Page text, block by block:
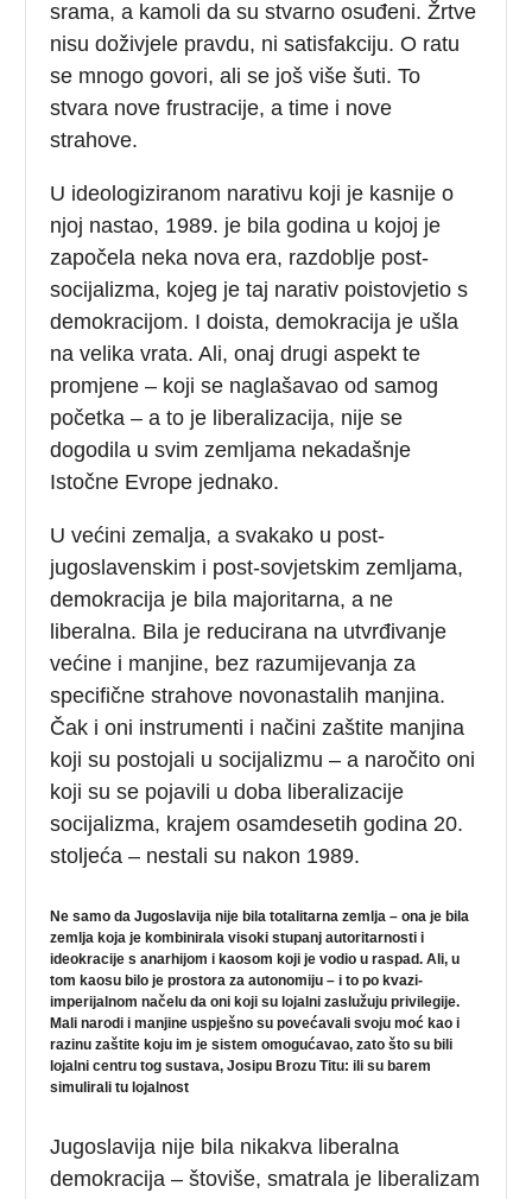
srama, a kamoli da su stvarno osuđeni. Žrtve
nisu doživjele pravdu, ni satisfakciju. O ratu
se mnogo govori, ali se još više šuti. To
stvara nove frustracije, a time i nove
strahove.
U ideologiziranom narativu koji je kasnije o
njoj nastao, 1989. je bila godina u kojoj je
započela neka nova era, razdoblje post-
socijalizma, kojeg je taj narativ poistovjetio s
demokracijom. I doista, demokracija je ušla
na velika vrata. Ali, onaj drugi aspekt te
promjene – koji se naglašavao od samog
početka – a to je liberalizacija, nije se
dogodila u svim zemljama nekadašnje
Istočne Evrope jednako.
U većini zemalja, a svakako u post-
jugoslavenskim i post-sovjetskim zemljama,
demokracija je bila majoritarna, a ne
liberalna. Bila je reducirana na utvrđivanje
većine i manjine, bez razumijevanja za
specifične strahove novonastalih manjina.
Čak i oni instrumenti i načini zaštite manjina
koji su postojali u socijalizmu – a naročito oni
koji su se pojavili u doba liberalizacije
socijalizma, krajem osamdesetih godina 20.
stoljeća – nestali su nakon 1989.
Ne samo da Jugoslavija nije bila totalitarna zemlja – ona je bila
zemlja koja je kombinirala visoki stupanj autoritarnosti i
ideokracije s anarhijom i kaosom koji je vodio u raspad. Ali, u
tom kaosu bilo je prostora za autonomiju – i to po kvazi-
imperijalnom načelu da oni koji su lojalni zaslužuju privilegije.
Mali narodi i manjine uspješno su povećavali svoju moć kao i
razinu zaštite koju im je sistem omogućavao, zato što su bili
lojalni centru tog sustava, Josipu Brozu Titu: ili su barem
simulirali tu lojalnost
Jugoslavija nije bila nikakva liberalna
demokracija – štoviše, smatrala je liberalizam